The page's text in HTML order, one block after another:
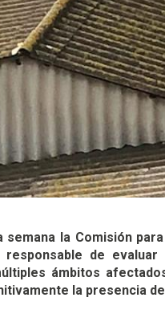
la Comisión
responsable de
ámbitos
la presencia